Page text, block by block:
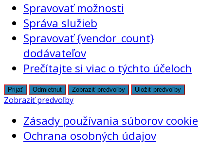
Spravovať možnosti
Správa služieb
Spravovať {vendor_count}
dodávateľov
Prečítajte si viac o týchto účeloch
Prijať Odmietnuť Zobraziť predvoľby Uložiť predvoľby
Zobraziť predvoľby
Zásady používania súborov cookie
Ochrana osobných údajov